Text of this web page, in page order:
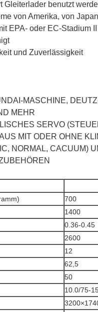
Gleiterlader benutzt
von Amerika, von
EPA- oder EC-Stadium
und Zuverlässigkeit
MASCHINE,
MEHR
SERVO
MIT ODER OHNE
NORMAL, CACUUM)
700
1400
0.36-0.45
2600
h)
12
62,5
50
10.0/75-